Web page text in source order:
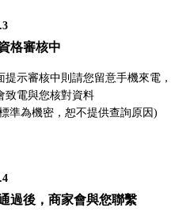
格審核中
提示審核中則請您留意手機來電，
致電與您核對資料
準為機密，恕不提供查詢原因)
過後，商家會與您聯繫